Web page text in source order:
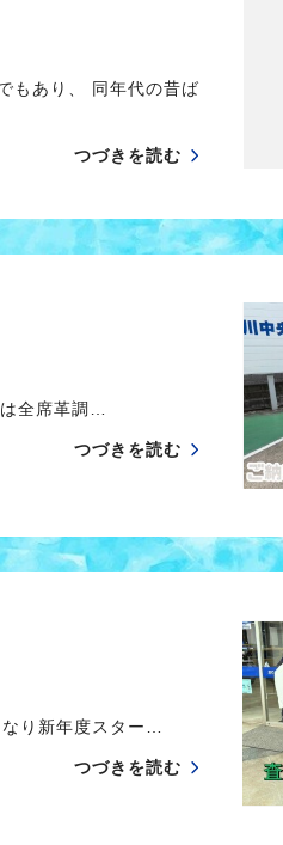
もあり、 同年代の昔ば
つづきを読む
全席革調…
つづきを読む
り新年度スター…
つづきを読む